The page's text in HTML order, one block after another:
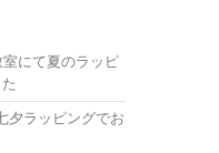
にて夏のラッピ
ラッピングでお